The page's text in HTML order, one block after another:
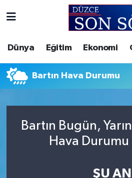
Dünya Eğitim Ekonomi
Bartın Hava Durumu
Bartın Bugün,
Hava Durumu
ŞU AN
Gizlilik Sözleşmesi
İletişim
Video Galeri
Akçakoca Hava Durumu
Akçakoca Trafik Yoğunluk
Tüm Manşetler